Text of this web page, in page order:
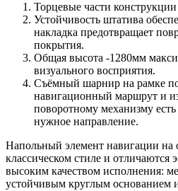
Торцевые части
Устойчивость штатива
накладка предотвращает
покрытия.
Общая высота -1280мм
визуального восприятия.
Съёмный шарнир на рамке
навигационный маршрут и
поворотному механизму есть
нужное направление.
Напольный элемент навигации на
классическом стиле и отличаются
высоким качеством исполнения:
устойчивым круглым основанием